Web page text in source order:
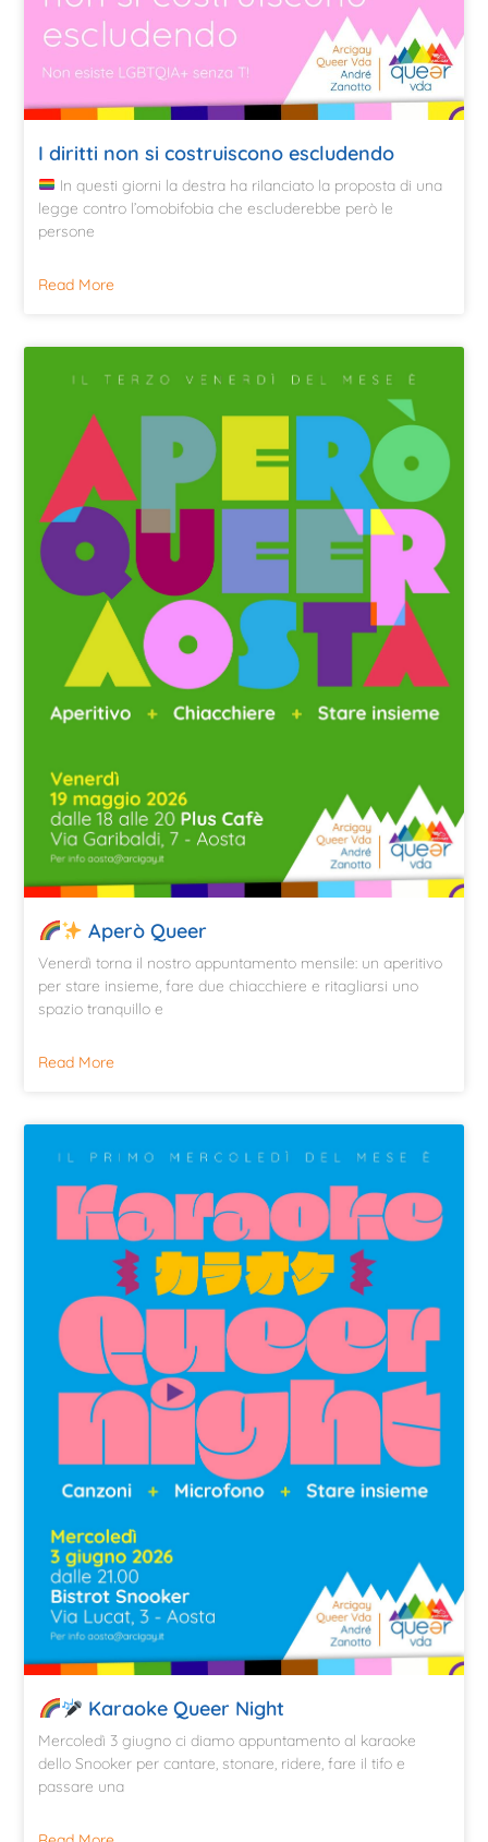
I diritti non si costruiscono escludendo
In questi giorni la destra ha rilanciato la proposta di una
legge contro l’omobifobia che escluderebbe però le
persone
Read More
Aperò Queer
Venerdì torna il nostro appuntamento mensile: un aperitivo
per stare insieme, fare due chiacchiere e ritagliarsi uno
spazio tranquillo e
Read More
Karaoke Queer Night
Mercoledì 3 giugno ci diamo appuntamento al karaoke
dello Snooker per cantare, stonare, ridere, fare il tifo e
passare una